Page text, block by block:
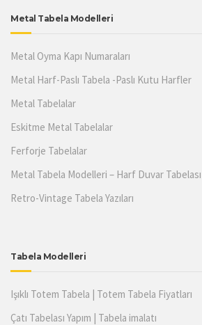
Metal Tabela Modelleri
Metal Oyma Kapı Numaraları
Metal Harf-Paslı Tabela -Paslı Kutu Harfler
Metal Tabelalar
Eskitme Metal Tabelalar
Ferforje Tabelalar
Metal Tabela Modelleri – Harf Duvar Tabelası
Retro-Vintage Tabela Yazıları
Tabela Modelleri
Işıklı Totem Tabela | Totem Tabela Fiyatları
Çatı Tabelası Yapım | Tabela imalatı